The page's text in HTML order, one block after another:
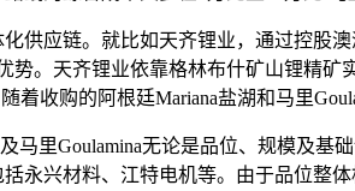
供应链。就比如天齐锂业，通过控股
。天齐锂业依靠格林布什矿山锂精
收购的阿根廷Mariana盐湖和马里
马里Goulamina无论是品位、规模及
永兴材料、江特电机等。由于品位整